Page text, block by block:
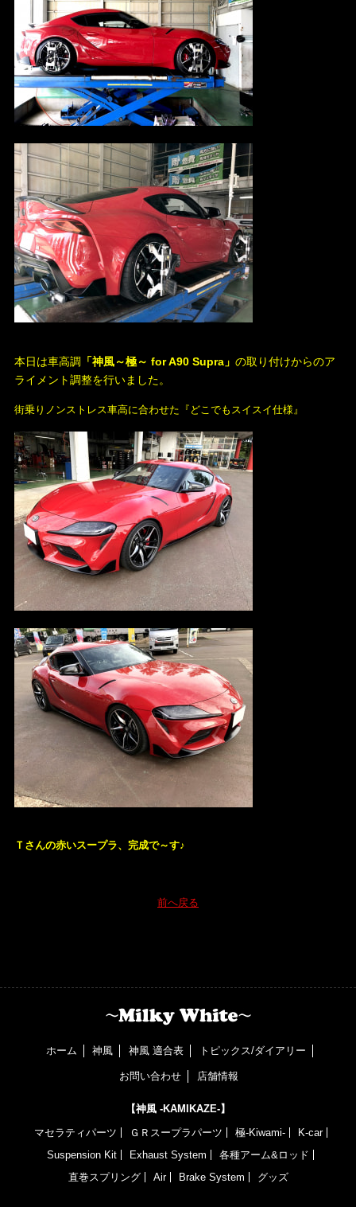
本日は車高調「神風～極～ for A90 Supra」 の取り付けからのア
ライメント調整を行いました。
街乗りノンストレス車高に合わせた『どこでもスイスイ仕様』
Ｔさんの赤いスープラ、完成で～す♪
前へ戻る
ホーム 神風 神風 適合表 トピックス/ダイアリー
お問い合わせ 店舗情報
【神風 -KAMIKAZE-】
マセラティパーツ
ＧＲスープラパーツ 極-Kiwami-
K-car
Suspension Kit
Exhaust System
各種アーム&ロッド
直巻スプリング
Air Brake System グッズ